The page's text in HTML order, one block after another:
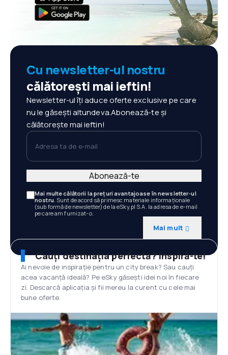
Cu newsletter-ul nostru
călătorești mai ieftin!
Newsletter-ul îți aduce oferte exclusive pe care
nu le găsești altundeva.Abonează-te și
călătorește mai ieftin!
Adresa ta de e-mail
Mai multe călătorii la prețuri avantajoase în newsletter-ul
nostru. Sunt de acord să primesc materiale informaționale
(sub formă de newsletter) de la eSky.pl S.A. la adresa de e-mail
pe care am furnizat-o.
Mai mult
Abonează-te
Cauți destinația perfectă? Inspiră-te!
Ai nevoie de inspirație pentru un city break? Sau cauți
acea vacanță ideală? Pe eSky găsești idei noi în fiecare
zi. Descarcă aplicația și fii mereu la curent cu cele mai
bune oferte.